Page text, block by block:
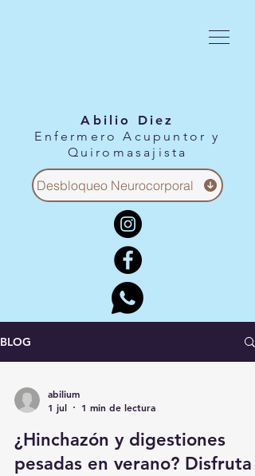
Abilio Diez
Enfermero Acupuntor y
Quiromasajista
Desbloqueo Neurocorporal
BLOG
abilium
1 jul
1 min de lectura
¿Hinchazón y digestiones
pesadas en verano? Disfruta